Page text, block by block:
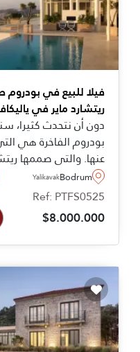
فيلا للبيع في
ريتشارد ماير في
دون أن نتحدث كثيرا،
بودروم الفاخرة هي
عنها. والتي صممها
العصرية موجودة في
الحقيقي للفخامة
فرصة نادرة لامتلاك
ومشهور على مستوى
Bodrum
Yalikavak
Ref: PTFS0525
$8.000.000
Recommended